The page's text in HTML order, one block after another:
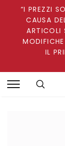
“I PREZZI
CAUSA
ARTICOLI
IL